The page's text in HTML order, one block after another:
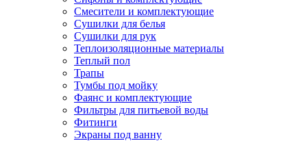
Смесители и комплектующие
Сушилки для белья
Сушилки для рук
Теплоизоляционные материалы
Теплый пол
Трапы
Тумбы под мойку
Фаянс и комплектующие
Фильтры для питьевой воды
Фитинги
Экраны под ванну